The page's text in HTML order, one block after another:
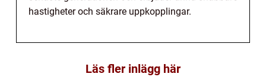
hastigheter och säkrare uppkopplingar.
Läs fler inlägg här